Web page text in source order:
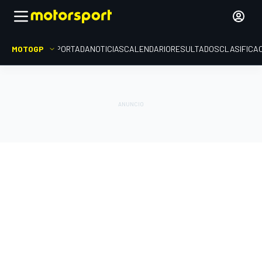
MOTOGP PORTADANOTICIASCALENDARIORESULTADOS